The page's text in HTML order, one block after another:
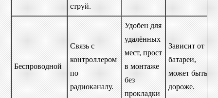
струй.
Беспроводной
Связь с
контроллером
по
радиоканалу.
Удобен для
удалённых
мест, прост
в монтаже
без
прокладки
Зависит от
батареи,
может быть
дороже.